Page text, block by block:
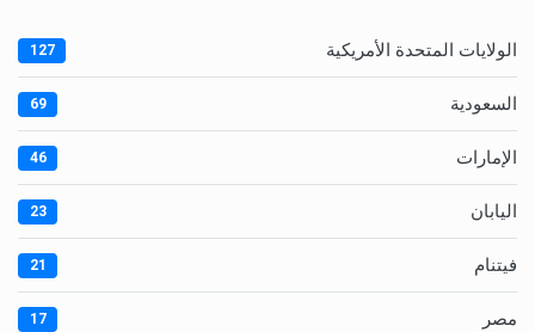
الولايات المتحدة الأمريكية 127
السعودية 69
الإمارات 46
اليابان 23
فيتنام 21
مصر 17